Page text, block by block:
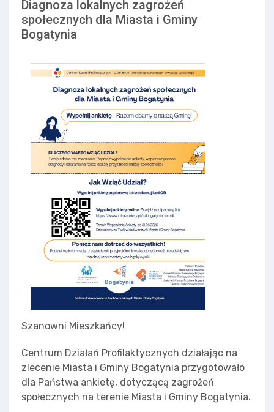
Diagnoza lokalnych zagrożeń
społecznych dla Miasta i Gminy
Bogatynia
Szanowni Mieszkańcy!
Centrum Działań Profilaktycznych działając na
zlecenie Miasta i Gminy Bogatynia przygotowało
dla Państwa ankietę, dotyczącą zagrożeń
społecznych na terenie Miasta i Gminy Bogatynia.